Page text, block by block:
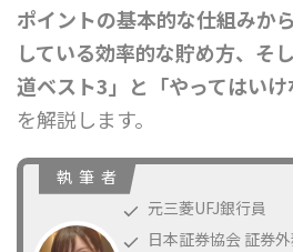
ポイントの基本的な仕組みか
している効率的な貯め方、そ
道ベスト3」と「やってはいけ
を解説します。
執 筆 者
元三菱UFJ銀行員
日本証券協会 証券